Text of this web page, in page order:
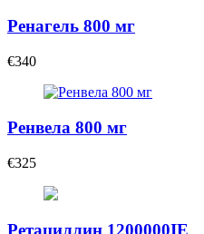
Ренагель 800 мг
€340
Ренвела 800 мг
€325